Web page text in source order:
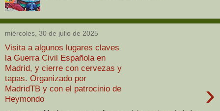
miércoles, 30 de julio de 2025
Visita a algunos lugares claves
la Guerra Civil Española en
Madrid, y cierre con cervezas y
tapas. Organizado por
MadridTB y con el patrocinio de
Heymondo
›